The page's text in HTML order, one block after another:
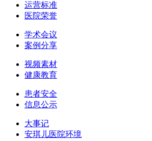
运营标准
医院荣誉
学术会议
案例分享
视频素材
健康教育
患者安全
信息公示
大事记
安琪儿医院环境